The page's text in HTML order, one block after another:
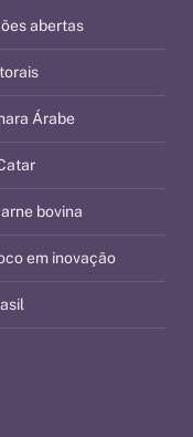
abertas
Árabe
bovina
em inovação